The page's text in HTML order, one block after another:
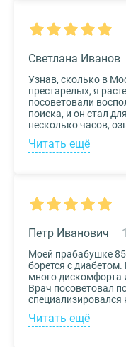
Светлана Иванов
Узнав, сколько в
престарелых, я
посоветовали
поиска, и он стал
несколько часов,
доступными мне по
выбрала два
Читать ещё
Петр Иванович
Моей прабабушке 85
борется с диабетом.
много дискомфорта
Врач посоветовал
диабетом. К выбору
серьезностью,
Читать ещё